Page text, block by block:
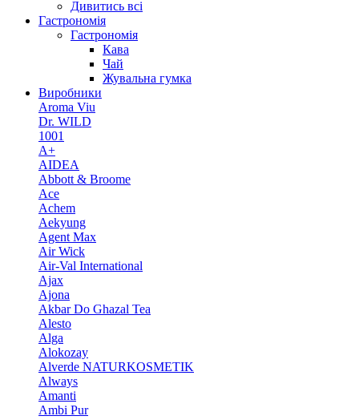
Дивитись всі
Гастрономія
Гастрономія
Кава
Чай
Жувальна гумка
Виробники
Aroma Viu
Dr. WILD
1001
A+
AIDEA
Abbott & Broome
Ace
Achem
Aekyung
Agent Max
Air Wick
Air-Val International
Ajax
Ajona
Akbar Do Ghazal Tea
Alesto
Alga
Alokozay
Alverde NATURKOSMETIK
Always
Amanti
Ambi Pur